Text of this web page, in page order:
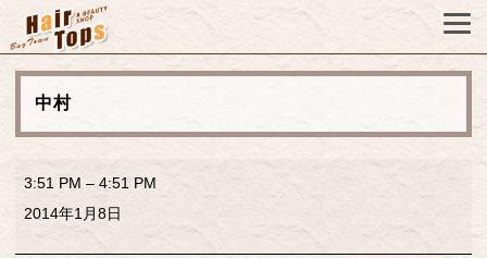
中村
村3:51 PM –4:51 PM
2014年1月8日